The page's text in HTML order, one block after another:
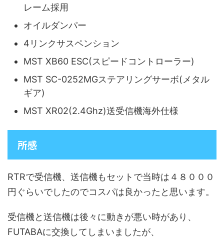
レーム採用
オイルダンパー
4リンクサスペンション
MST XB60 ESC(スピードコントローラー)
MST SC-0252MGステアリングサーボ(メタル
ギア)
MST XR02(2.4Ghz)送受信機海外仕様
所感
RTRで受信機、送信機もセットで当時は４８０００
円ぐらいでしたのでコスパは良かったと思います。
受信機と送信機は後々に動きが悪い時があり、
FUTABAに交換してしまいましたが、